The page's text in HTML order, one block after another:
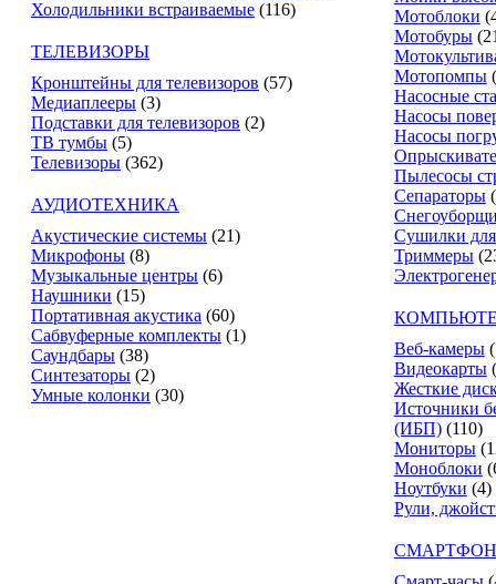
Холодильники встраиваемые (116)
ТЕЛЕВИЗОРЫ
Кронштейны для телевизоров (57)
Медиаплееры (3)
Подставки для телевизоров (2)
ТВ тумбы (5)
Телевизоры (362)
АУДИОТЕХНИКА
Акустические системы (21)
Микрофоны (8)
Музыкальные центры (6)
Наушники (15)
Портативная акустика (60)
Сабвуферные комплекты (1)
Саундбары (38)
Синтезаторы (2)
Умные колонки (30)
Мотоблоки
Мотобуры
Мотопомпы
Насосные
Насосы
Насосы
Пылесосы
Сепараторы
Сушилки
Триммеры
Веб-камеры
Видеокарты
Жесткие
Источники
(ИБП) (110)
Мониторы
Моноблоки
Ноутбуки (4)
Рули,